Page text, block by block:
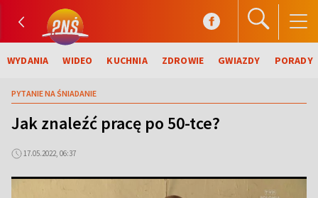
WYDANIA WIDEO KUCHNIA ZDROWIE GWIAZDY PORADY
PYTANIE NA ŚNIADANIE
Jak znaleźć pracę po 50-tce?
17.05.2022, 06:37